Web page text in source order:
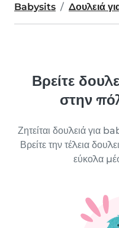
Babysits Δουλειά
Βρείτε
στην
Ζητείται δουλειά για
Βρείτε την τέλεια
εύκολα